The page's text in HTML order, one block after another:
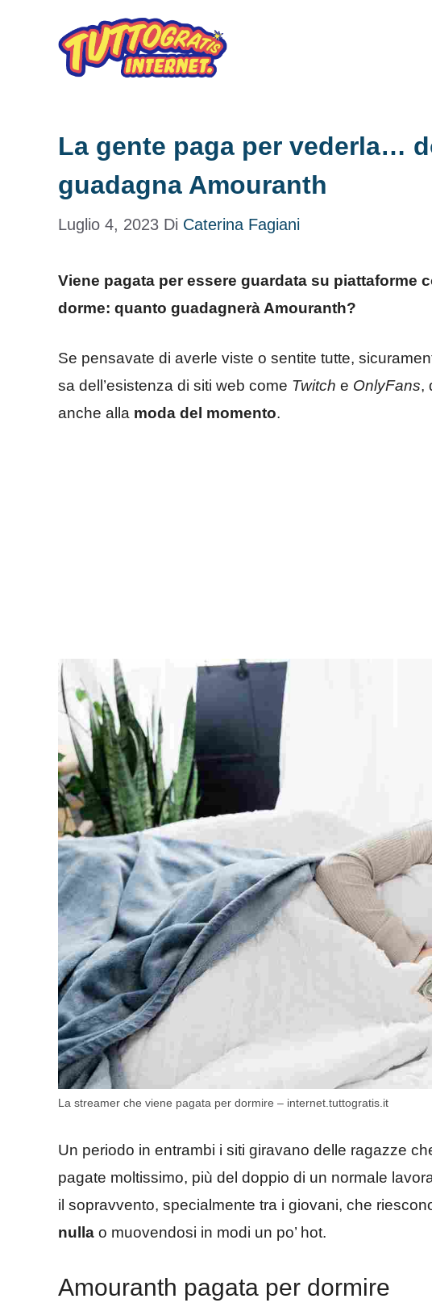
contenuto
La gente paga per vederla…
guadagna Amouranth
Luglio 4, 2023 Di Caterina Fagiani
Viene pagata per essere guardata su piattaforme
dorme: quanto guadagnerà Amouranth?
Se pensavate di averle viste o sentite tutte,
sa dell’esistenza di siti web come Twitch e OnlyFans,
anche alla moda del momento.
La streamer che viene pagata per dormire – internet.tuttogratis.it
Un periodo in entrambi i siti giravano delle ragazze
pagate moltissimo, più del doppio di un normale
il sopravvento, specialmente tra i giovani, che
nulla o muovendosi in modi un po’ hot.
Amouranth pagata per dormire